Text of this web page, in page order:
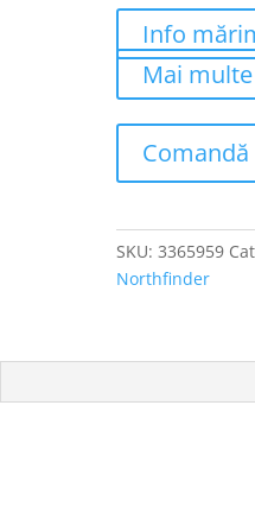
Info
Mai
SKU:3365959
Northfinder